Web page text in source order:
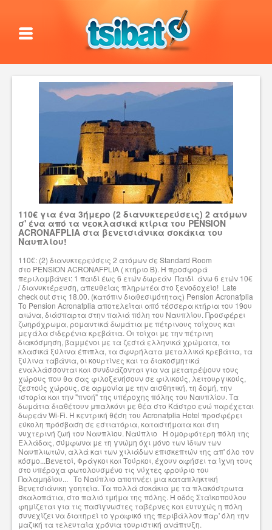
110€ για ένα 3ήμερο (2 διανυκτερεύσεις) 2 ατόμων
σ' ένα από τα νεοκλασικά κτίρια του PENSION
ACRONAFPLIA στα βενετσιάνικα σοκάκια του
Ναυπλίου!
110€: (2) διανυκτερεύσεις 2 ατόμων σε Standard Room
στο PENSION ACRONAFPLIA ( κτήριο Β). H προσφορά
περιλαμβάνει: 1 παιδί έως 6 ετών δωρεάν Παιδί άνω 6 ετών 10€
/ διανυκτέρευση, απευθείας πληρωτέα στο ξενοδοχείο! Late
check out στις 18.00. (κατόπιν διαθεσιμότητας) Pension Acronafplia
Το Pension Acronafplia αποτελείται από τέσσερα κτήρια του 19ου
αιώνα, διάσπαρτα στην παλιά πόλη του Ναυπλίου. Προσφέρει
ζωηρόχρωμα, ρομαντικά δωμάτια με πέτρινους τοίχους και
μεγάλα σιδερένια κρεβάτια. Oι τοίχοι με την πέτρινη
διακόσμηση, βαμμένοι με τα ζεστά ελληνικά χρώματα, τα
κλασικά ξύλινα έπιπλα, τα σφυρήλατα μεταλλικά κρεβάτια, τα
ξύλινα ταβάνια, οι κουρτίνες και τα διακοσμητικά
εναλλάσσονται και συνδυάζονται για να μετατρέψουν τους
χώρους που θα σας φιλοξενήσουν σε φιλικούς, λειτουργικούς,
ζεστούς χώρους, σε αρμονία με την αισθητική, τη δομή, την
ιστορία και την "πνοή" της υπέροχης πόλης του Ναυπλίου. Τα
δωμάτια διαθέτουν μπαλκόνι με θέα στο Κάστρο ενώ παρέχεται
δωρεάν Wi-Fi. Η κεντρική θέση του Acronafplia Hotel προσφέρει
εύκολη πρόσβαση σε εστιατόρια, καταστήματα και στη
νυχτερινή ζωή του Ναυπλίου. Nαύπλιο Η ομορφότερη πόλη της
Ελλάδας, σύμφωνα με τη γνώμη όχι μόνο των ίδιων των
Ναυπλιωτών, αλλά και των χιλιάδων επισκεπτών της απ' όλο τον
κόσμο...Βενετοί, Φράγκοι και Τούρκοι, έχουν αφήσει τα ίχνη τους
στο υπέροχα φωτολουσμένο τις νύχτες φρούριο του
Παλαμηδίου... Το Ναύπλιο αποπνέει μια καταπληκτική
Βενετσιάνικη γοητεία. Τα πολλά σοκάκια με τα πλακόστρωτα
σκαλοπάτια, στο παλιό τμήμα της πόλης. Η οδός Σταϊκοπούλου
φημίζεται για τις πασίγνωστες ταβέρνες και ευτυχώς η πόλη
συνεχίζει να διατηρεί το γραφικό της περιβάλλον παρ' όλη την
μαζική τα τελευταία χρόνια τουριστική ανάπτυξη.